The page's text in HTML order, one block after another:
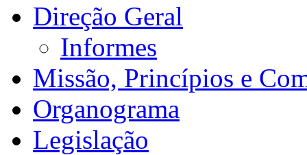
Direção Geral
Informes
Missão, Princípios e
Organograma
Legislação